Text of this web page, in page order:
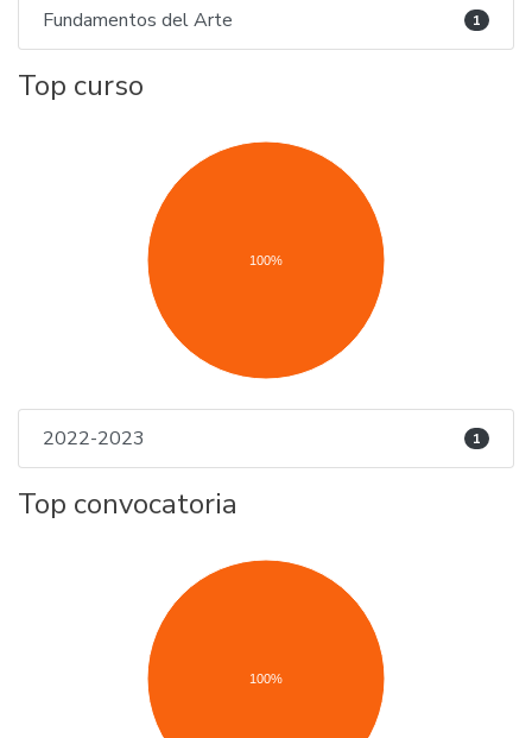
Fundamentos del Arte 1
Top curso
100%
2022-2023 1
Top convocatoria
100%